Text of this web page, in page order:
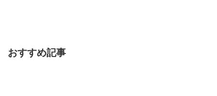
おすすめ記事